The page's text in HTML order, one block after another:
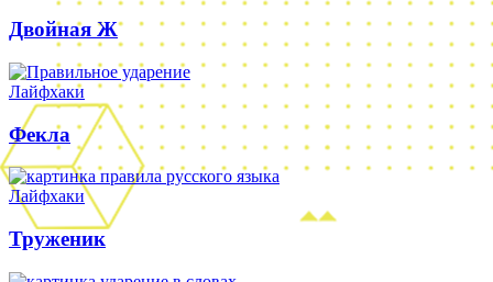
Двойная Ж
Лайфхаки
Фекла
Лайфхаки
Труженик